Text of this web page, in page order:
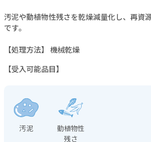
汚泥や動植物性残さを乾燥減量化し、再資
です。
【処理方法】 機械乾燥
【受入可能品目】
汚泥
動植物性
残さ